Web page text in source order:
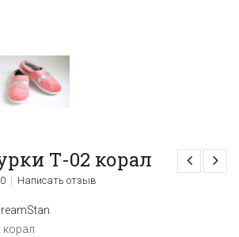
Т-02 корал
Написать отзыв
корал